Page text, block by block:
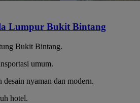
Lumpur Bukit Bintang
Bukit Bintang.
umum.
desain nyaman dan modern.
hotel.